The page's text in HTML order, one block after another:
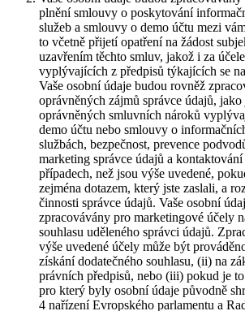
plnění smlouvy o poskytování
služeb a smlouvy o demo účtu mezi
to včetně přijetí opatření na žádost
uzavřením těchto smluv, jakož i za
vyplývajících z předpisů týkajících se
Vaše osobní údaje budou rovněž
oprávněných zájmů správce údajů,
oprávněných smluvních nároků
demo účtu nebo smlouvy o
službách, bezpečnost, prevence
marketing správce údajů a
případech, než jsou výše uvedené,
zejména dotazem, který jste zaslali, a
činnosti správce údajů. Vaše osobní
zpracovávány pro marketingové účely
souhlasu uděleného správci údajů.
výše uvedené účely může být
získání dodatečného souhlasu, (ii) na
právních předpisů, nebo (iii) pokud je
pro který byly osobní údaje původně
4 nařízení Evropského parlamentu a